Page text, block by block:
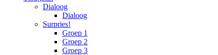
Dialoog
Dialoog
Surpries!
Groep 1
Groep 2
Groep 3